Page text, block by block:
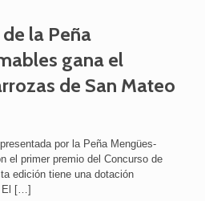
la Peña
gana el
de San Mateo
por la Peña Mengües-
el primer premio del Concurso de
edición tiene una dotación
[…]